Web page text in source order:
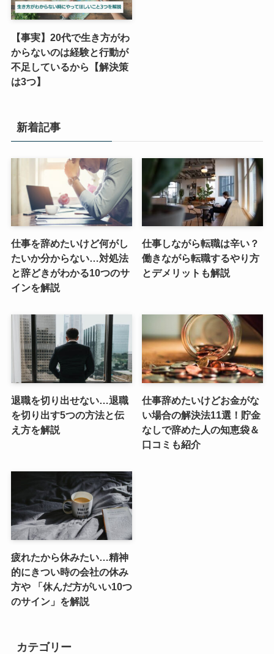
【事実】20代で生き方がわ
からないのは経験と行動が
不足しているから【解決策
は3つ】
新着記事
仕事を辞めたいけど何がし
たいか分からない…対処法
と辞どきがわかる10つのサ
インを解説
仕事しながら転職は辛い？
働きながら転職するやり方
とデメリットも解説
退職を切り出せない…退職
を切り出す5つの方法と伝
え方を解説
仕事辞めたいけどお金がな
い場合の解決法11選！貯金
なしで辞めた人の知恵袋＆
口コミも紹介
疲れたから休みたい…精神
的にきつい時の会社の休み
方や 「休んだ方がいい10つ
のサイン」を解説
カテゴリー